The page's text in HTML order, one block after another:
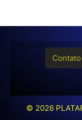
Contato
© 2026